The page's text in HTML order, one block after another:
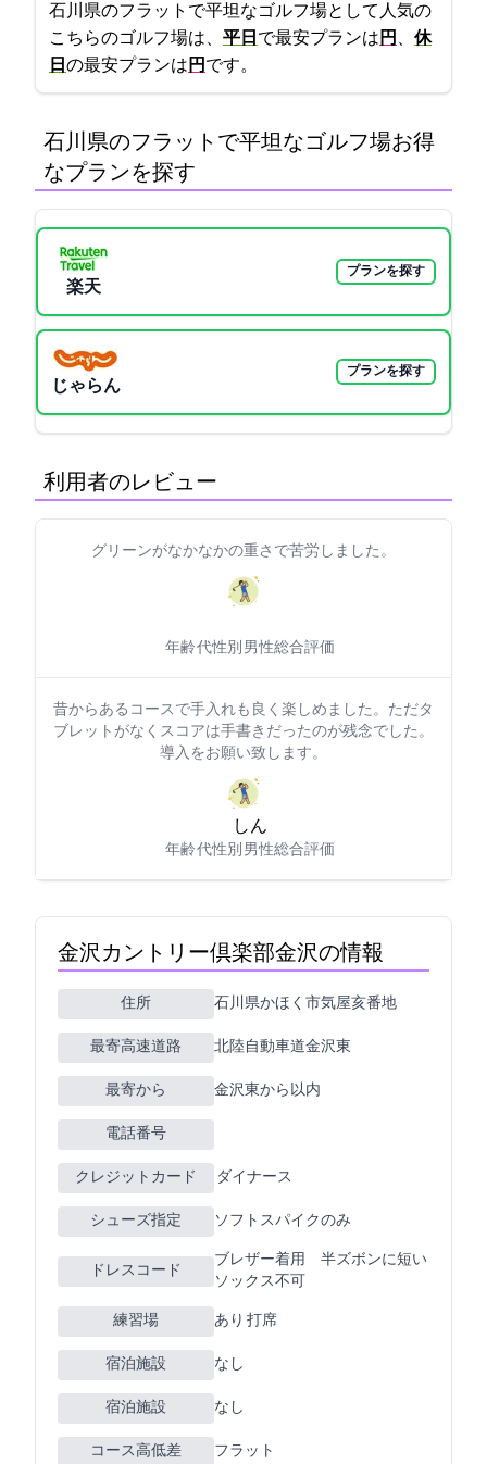
石川県のフラットで平坦なゴルフ場として人気の
こちらのゴルフ場は、 平日 で最安プランは 7060円 、 休
日 の最安プランは 9090円 です。
石川県のフラットで平坦なゴルフ場:お得
なプランを探す
楽天GORA
プランを探す
じゃらん
プランを探す
利用者のレビュー
グリーンがなかなかの重さで苦労しました。
年齢: 50代性別: 男性総合評価: 5
昔からあるコースで手入れも良く楽しめました。ただタ
ブレットがなくスコアは手書きだったのが残念でした。
導入をお願い致します。
しん29557271
年齢: 40代性別: 男性総合評価: 4
金沢カントリー倶楽部(金沢CC)の情報
住所 石川県かほく市気屋亥4番地
最寄高速道路 北陸自動車道金沢東
最寄ICから 金沢東から20km以内
電話番号
クレジットカード JCB VISA ダイナース
シューズ指定 ソフトスパイクのみ
ドレスコード
ブレザー着用 半ズボンに短い
ソックス不可
練習場 あり 175Y 27打席
宿泊施設 なし
宿泊施設 なし
コース高低差 フラット